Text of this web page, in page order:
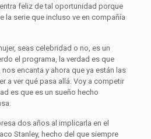
feliz de tal oportunidad porque
la serie que incluso ve en compañía
seas celebridad o no, es un
el programa, la verdad es que
encanta y ahora que ya están las
a ver qué pasa allá. Voy a competir
es que es un sueño hecho
dos años al implicarla en el
Stanley, hecho del que siempre